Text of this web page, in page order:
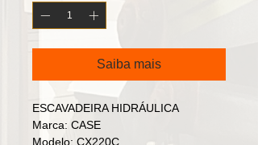
Saiba mais
ESCAVADEIRA HIDRÁULICA
Marca: CASE
Modelo: CX220C